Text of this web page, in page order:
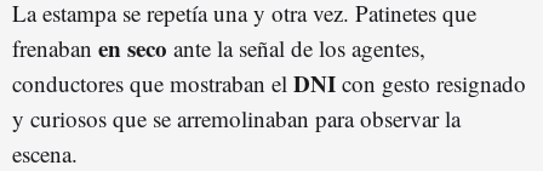
La estampa se repetía una y otra vez. Patinetes que
frenaban en seco ante la señal de los agentes,
conductores que mostraban el DNI con gesto resignado
y curiosos que se arremolinaban para observar la
escena.